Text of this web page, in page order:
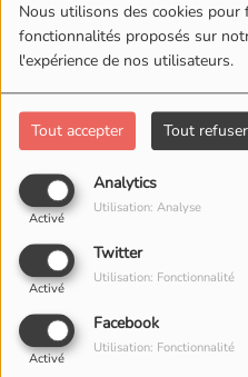
Nous utilisons des cookies pour
fonctionnalités proposés sur
l'expérience de nos utilisateurs.
Tout accepter Tout refuser
Analytics
Activé
Utilisation: Analyse
Twitter
Activé
Utilisation: Fonctionnalité
Facebook
Activé
Utilisation: Fonctionnalité